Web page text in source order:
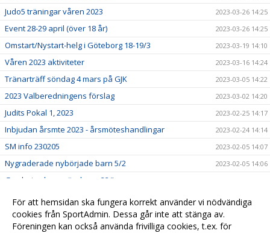
Judo5 träningar våren 2023 2023-03-26 14:25
Event 28-29 april (över 18 år) 2023-03-26 14:25
Omstart/Nystart-helg i Göteborg 18-19/3 2023-03-19 14:10
Våren 2023 aktiviteter 2023-03-16 14:24
Tränarträff söndag 4 mars på GJK 2023-03-05 14:22
2023 Valberedningens förslag 2023-03-02 14:20
Judits Pokal 1, 2023 2023-02-25 14:17
Inbjudan årsmte 2023 - årsmöteshandlingar 2023-02-24 14:14
SM info 230205 2023-02-05 14:07
Nygraderade nybörjade barn 5/2 2023-02-05 14:06
Gradering barn söndagar 22/!
Lindesberg utvecklingsläger, jan-23 2023-01-22 13:58
Lilla Trollträffen1, jan-23 2023-01-21 14:01
In English 2023-01-01 14:05
För att hemsidan ska fungera korrekt använder vi nödvändiga
cookies från SportAdmin. Dessa går inte att stänga av.
Föreningen kan också använda frivilliga cookies, t.ex. för